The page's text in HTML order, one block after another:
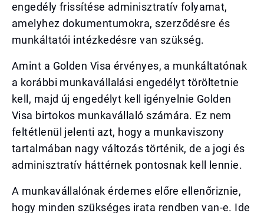
engedély frissítése adminisztratív folyamat,
amelyhez dokumentumokra, szerződésre és
munkáltatói intézkedésre van szükség.
Amint a Golden Visa érvényes, a munkáltatónak
a korábbi munkavállalási engedélyt töröltetnie
kell, majd új engedélyt kell igényelnie Golden
Visa birtokos munkavállaló számára. Ez nem
feltétlenül jelenti azt, hogy a munkaviszony
tartalmában nagy változás történik, de a jogi és
adminisztratív háttérnek pontosnak kell lennie.
A munkavállalónak érdemes előre ellenőriznie,
hogy minden szükséges irata rendben van-e. Ide